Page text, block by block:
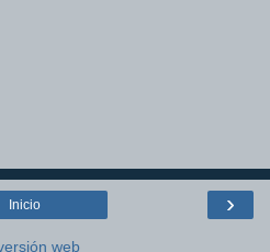
›
Inicio
web